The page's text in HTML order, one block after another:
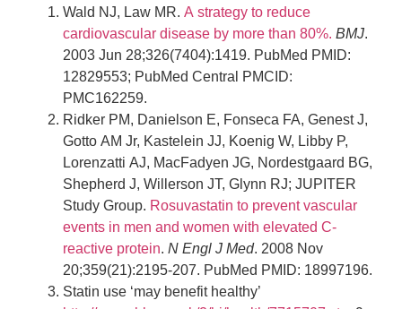
Wald NJ, Law MR. A strategy to reduce
cardiovascular disease by more than 80%. BMJ.
2003 Jun 28;326(7404):1419. PubMed PMID:
12829553; PubMed Central PMCID:
PMC162259.
Ridker PM, Danielson E, Fonseca FA, Genest J,
Gotto AM Jr, Kastelein JJ, Koenig W, Libby P,
Lorenzatti AJ, MacFadyen JG, Nordestgaard BG,
Shepherd J, Willerson JT, Glynn RJ; JUPITER
Study Group. Rosuvastatin to prevent vascular
events in men and women with elevated C-
reactive protein. N Engl J Med. 2008 Nov
20;359(21):2195-207. PubMed PMID: 18997196.
Statin use ‘may benefit healthy’